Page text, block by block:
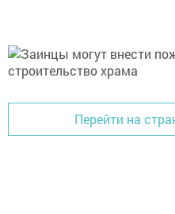
Перейти на